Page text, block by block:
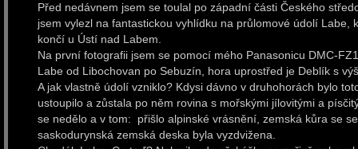
Před nedávnem jsem se toulal po západní části Českého
jsem vylezl na fantastickou vyhlídku na průlomové údolí Labe,
končí u Ústí nad Labem.
Na první fotografii jsem se pomocí mého Panasonicu DMC-
Labe od Libochovan po Sebuzín, hora uprostřed je Deblík s
A jak vlastně údolí vzniklo? Kdysi dávno v druhohorách bylo
ustoupilo a zůstala po něm rovina s mořskými jílovitými a
se nedělo a v tom: přišlo alpinské vrásnění, zemská kůra se
saskodurynská zemská deska byla vyzdvižena.